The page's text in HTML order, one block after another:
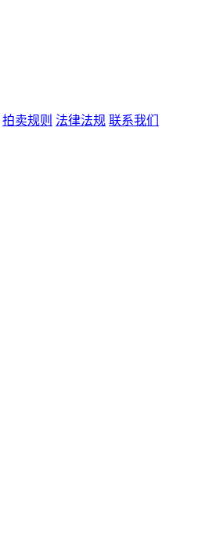
拍卖规则 法律法规 联系我们